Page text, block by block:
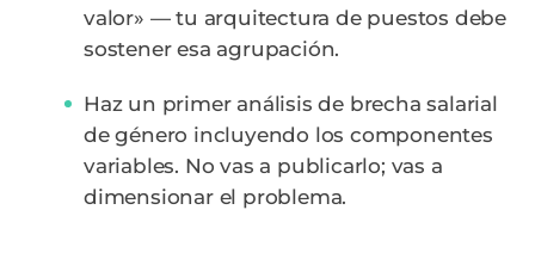
valor» — tu arquitectura de puestos debe
sostener esa agrupación.
Haz un primer análisis de brecha salarial
de género incluyendo los componentes
variables. No vas a publicarlo; vas a
dimensionar el problema.